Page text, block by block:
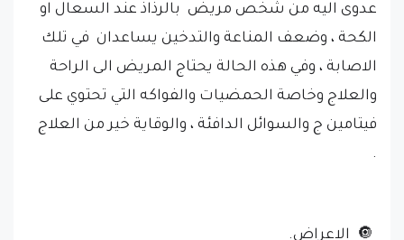
عدوى اليه من شخص مريض بالرذاذ عند السعال او
الكحة ، وضعف المناعة والتدخين يساعدان في تلك
الاصابة ، وفي هذه الحالة يحتاج المريض الى الراحة
والعلاج وخاصة الحمضيات والفواكه التي تحتوي على
فيتامين ج والسوائل الدافئة ، والوقاية خير من العلاج
.
🔘 الاعراض.